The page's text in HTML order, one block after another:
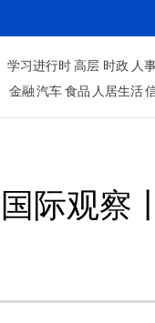
学习进行时 高层 时政 人
金融 汽车 食品 人居生活
国际观察